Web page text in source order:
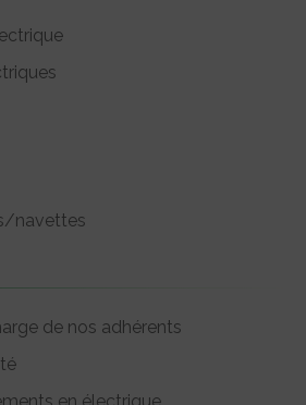
navettes
de nos adhérents